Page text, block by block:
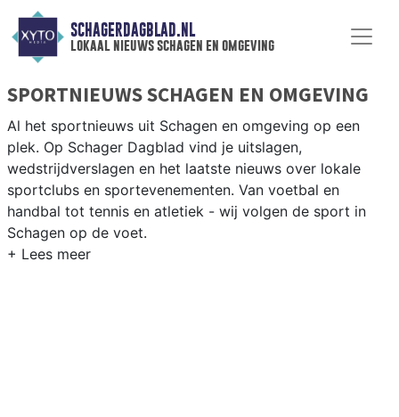
SCHAGERDAGBLAD.NL
lokaal nieuws schagen en omgeving
SPORTNIEUWS SCHAGEN EN OMGEVING
Al het sportnieuws uit Schagen en omgeving op een
plek. Op Schager Dagblad vind je uitslagen,
wedstrijdverslagen en het laatste nieuws over lokale
sportclubs en sportevenementen. Van voetbal en
handbal tot tennis en atletiek - wij volgen de sport in
Schagen op de voet.